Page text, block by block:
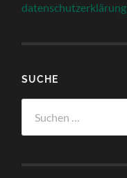
datenschutzerklärung
SUCHE
nach: